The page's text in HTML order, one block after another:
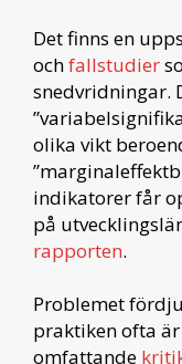
Det finns en
ochfallstudier
snedvridningar.
olika vikt
indikatorer får
på
rapporten.
Problemet
praktiken ofta
omfattande